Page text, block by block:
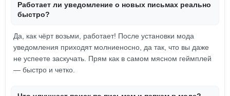
Работает ли уведомление о новых письмах реально
быстро?
Да, как чёрт возьми, работает! После установки мода
уведомления приходят молниеносно, да так, что вы даже
не успеете заскучать. Прям как в самом мясном геймплей
— быстро и четко.